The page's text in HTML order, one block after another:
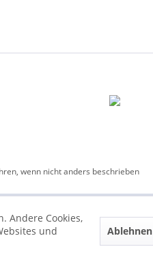
wenn nicht anders beschrieben
Andere Cookies,
und
Ablehnen